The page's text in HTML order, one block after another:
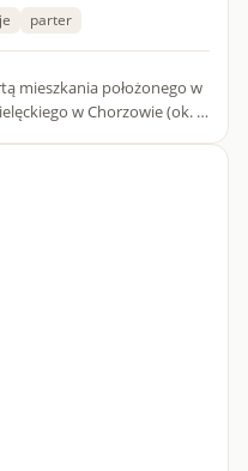
parter
mieszkania położonego w
w Chorzowie (ok. 1